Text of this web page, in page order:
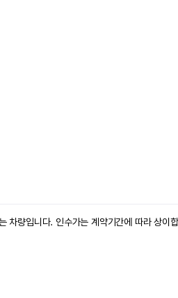
차량입니다. 인수가는 계약기간에 따라 상이